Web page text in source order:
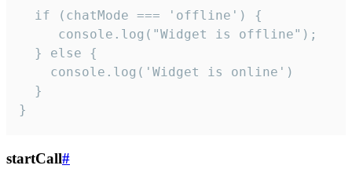
  if (chatMode === 'offline') {
     console.log("Widget is offline");
  } else {
    console.log('Widget is online')
  }
}
startCall#